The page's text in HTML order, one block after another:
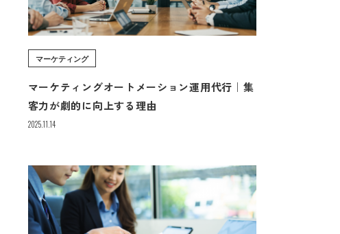
マーケティング
マーケティングオートメーション運用代行｜集
客力が劇的に向上する理由
2025.11.14